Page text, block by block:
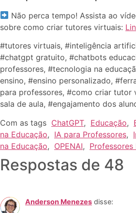
Não perca tempo! Assista ao
sobre como criar tutores virtuais:
#tutores virtuais, #inteligência
#chatgpt gratuito, #chatbots
professores, #tecnologia na
ensino, #ensino personalizado,
para professores, #como criar tutor
sala de aula, #engajamento dos
Com as tags ChatGPT, Educação,
na Educação, IA para Professores,
na Educação, OPENAI,
Respostas de 48
Anderson Menezes disse: